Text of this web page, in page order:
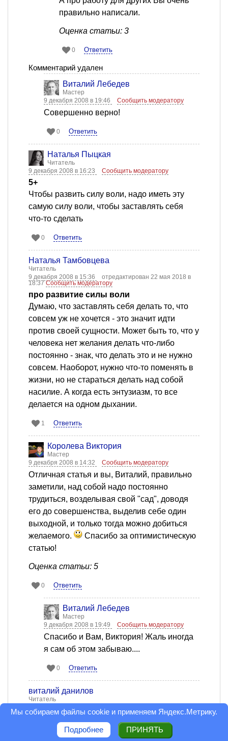
правильно написали.
Оценка статьи: 3
0 Ответить
Комментарий удален
Виталий Лебедев
Мастер
9 декабря 2008 в 19:46
Сообщить модератору
Совершенно верно!
0 Ответить
Наталья Пыцкая
Читатель
9 декабря 2008 в 16:23
Сообщить модератору
5+
Чтобы развить силу воли, надо иметь эту
самую силу воли, чтобы заставлять себя
что-то сделать
0 Ответить
Наталья Тамбовцева
Читатель
9 декабря 2008 в 15:36
отредактирован 22 мая 2018 в
18:37Сообщить модератору
про развитие силы воли
Думаю, что заставлять себя делать то, что
совсем уж не хочется - это значит идти
против своей сущности. Может быть то, что у
человека нет желания делать что-либо
постоянно - знак, что делать это и не нужно
совсем. Наоборот, нужно что-то поменять в
жизни, но не стараться делать над собой
насилие. А когда есть энтузиазм, то все
делается на одном дыхании.
1 Ответить
Королева Виктория
Мастер
9 декабря 2008 в 14:32
Сообщить модератору
Отличная статья и вы, Виталий, правильно
заметили, над собой надо постоянно
трудиться, возделывая свой "сад", доводя
его до совершенства, выделив себе один
выходной, и только тогда можно добиться
желаемого.
Спасибо за оптимистическую
статью!
Оценка статьи: 5
0 Ответить
Виталий Лебедев
Мастер
9 декабря 2008 в 19:49
Сообщить модератору
Спасибо и Вам, Виктория! Жаль иногда
я сам об этом забываю....
0 Ответить
виталий данилов
Читатель
воля
В курсе психологии для спецслужб
Мы собираем файлы cookie и применяем Яндекс.Метрику.
Подробнее ПРИНЯТЬ